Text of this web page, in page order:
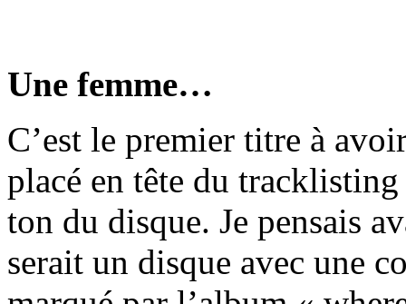
Une femme…
C’est le premier titre à
placé en tête du
ton du disque. Je pensais
serait un disque avec une